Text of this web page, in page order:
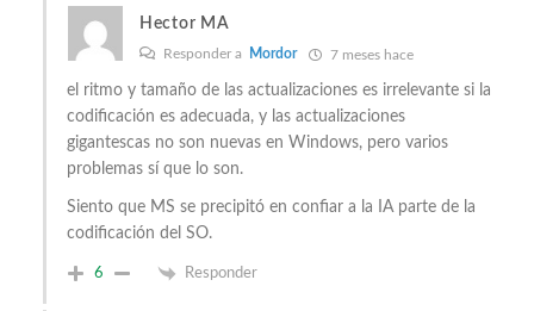
Hector MA
Responder a Mordor 7 meses hace
el ritmo y tamaño de las actualizaciones es irrelevante si la
codificación es adecuada, y las actualizaciones
gigantescas no son nuevas en Windows, pero varios
problemas sí que lo son.
Siento que MS se precipitó en confiar a la IA parte de la
codificación del SO.
6 Responder